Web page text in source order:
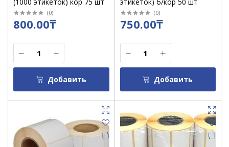
(0)
800.00₸
Добавить
(0)
750.00₸
Добавить